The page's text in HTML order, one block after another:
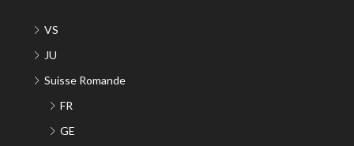
VS
JU
Suisse Romande
FR
GE